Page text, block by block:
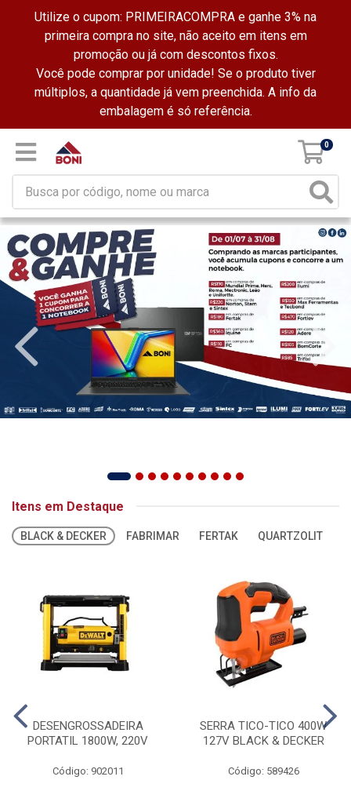
Utilize o cupom: PRIMEIRACOMPRA e ganhe 3% na
primeira compra no site, não aceito em itens em
promoção ou já com descontos fixos.
Você pode comprar por unidade! Se o produto tiver
múltiplos, a quantidade já vem preenchida. A info da
embalagem é só referência.
0
Itens em Destaque
BLACK & DECKER FABRIMAR FERTAK QUARTZOLIT
DESENGROSSADEIRA
PORTATIL 1800W, 220V
Código: 902011
SERRA TICO-TICO 400W
127V BLACK & DECKER
Código: 589426